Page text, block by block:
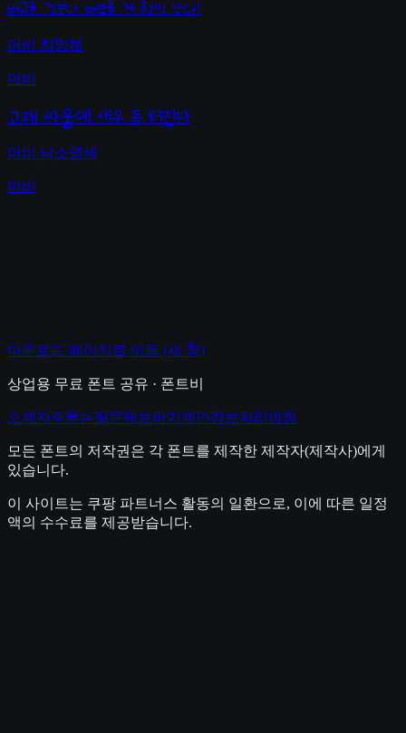
배고픈 것보다 배부른 게 훨씬 낫다!
어비 챠밍체
어비
고래 싸움에 새우 등 터진다
어비 남소영체
어비
다운로드 페이지로 이동 (새 창)
상업용 무료 폰트 공유 · 폰트비
소개 자주묻는질문제보하기 개인정보처리방침
모든 폰트의 저작권은 각 폰트를 제작한 제작자(제작사)에게
있습니다.
이 사이트는 쿠팡 파트너스 활동의 일환으로, 이에 따른 일정
액의 수수료를 제공받습니다.